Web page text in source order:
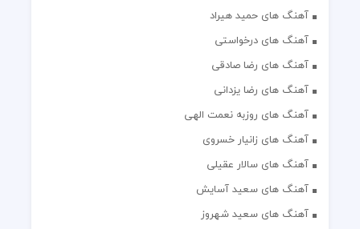
آهنگ های حمید هیراد
آهنگ های درخواستی
آهنگ های رضا صادقی
آهنگ های رضا یزدانی
آهنگ های روزبه نعمت الهی
آهنگ های زانیار خسروی
آهنگ های سالار عقیلی
آهنگ های سعید آسایش
آهنگ های سعید شهروز